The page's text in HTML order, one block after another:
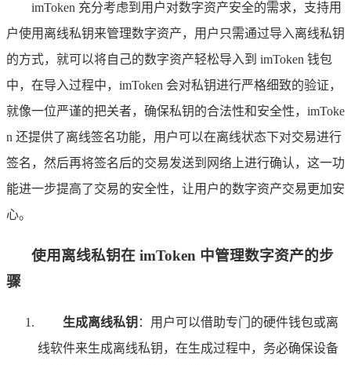
imToken 充分考虑到用户对数字资产安全的需求，支持用
户使用离线私钥来管理数字资产，用户只需通过导入离线私钥
的方式，就可以将自己的数字资产轻松导入到 imToken 钱包
中，在导入过程中，imToken 会对私钥进行严格细致的验证，
就像一位严谨的把关者，确保私钥的合法性和安全性，imToke
n 还提供了离线签名功能，用户可以在离线状态下对交易进行
签名，然后再将签名后的交易发送到网络上进行确认，这一功
能进一步提高了交易的安全性，让用户的数字资产交易更加安
心。
使用离线私钥在 imToken 中管理数字资产的步
骤
生成离线私钥 ：用户可以借助专门的硬件钱包或离
线软件来生成离线私钥，在生成过程中，务必确保设备